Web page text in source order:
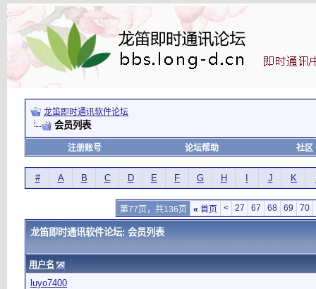
龙笛即时通讯软件论坛
会员列表
注册账号 论坛帮助 社区
# A B C D E F G H J K
第77页，共136页 « 首页 < 27 67 68 69 70
龙笛即时通讯软件论坛: 会员列表
用户名
luyo7400